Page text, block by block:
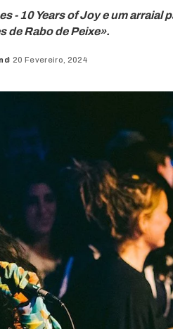
- 10 Years of Joy e um arraial
de Rabo de Peixe».
20 Fevereiro, 2024